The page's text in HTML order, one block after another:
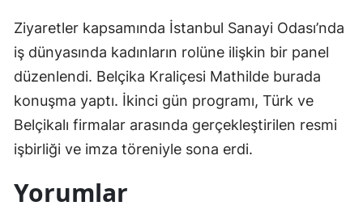
Ziyaretler kapsamında İstanbul Sanayi Odası’nda
iş dünyasında kadınların rolüne ilişkin bir panel
düzenlendi. Belçika Kraliçesi Mathilde burada
konuşma yaptı. İkinci gün programı, Türk ve
Belçikalı firmalar arasında gerçekleştirilen resmi
işbirliği ve imza töreniyle sona erdi.
Yorumlar